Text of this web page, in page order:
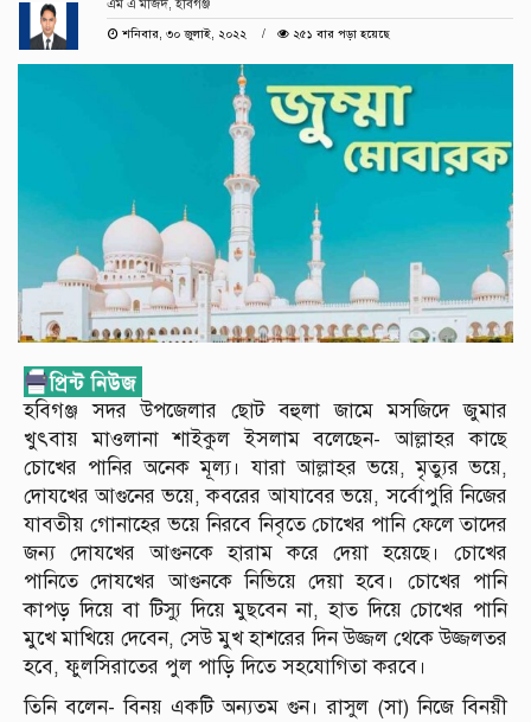
এম এ মজিদ, হবিগঞ্জ
শনিবার, ৩০ জুলাই, ২০২২
২৫১ বার পড়া হয়েছে
হবিগঞ্জ সদর উপজেলার ছোট বহুলা জামে মসজিদে জুমার
খুৎবায় মাওলানা শাইকুল ইসলাম বলেছেন- আল্লাহর কাছে
চোখের পানির অনেক মূল্য। যারা আল্লাহর ভয়ে, মৃত্যুর ভয়ে,
দোযখের আগুনের ভয়ে, কবরের আযাবের ভয়ে, সর্বোপুরি নিজের
যাবতীয় গোনাহের ভয়ে নিরবে নিবৃতে চোখের পানি ফেলে তাদের
জন্য দোযখের আগুনকে হারাম করে দেয়া হয়েছে। চোখের
পানিতে দোযখের আগুনকে নিভিয়ে দেয়া হবে। চোখের পানি
কাপড় দিয়ে বা টিস্যু দিয়ে মুছবেন না, হাত দিয়ে চোখের পানি
মুখে মাখিয়ে দেবেন, সেউ মুখ হাশরের দিন উজ্জল থেকে উজ্জলতর
হবে, ফুলসিরাতের পুল পাড়ি দিতে সহযোগিতা করবে।
তিনি বলেন- বিনয় একটি অন্যতম গুন। রাসুল (সা) নিজে বিনয়ী